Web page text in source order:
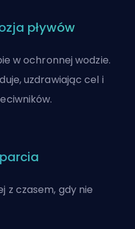
pływów
w ochronnej wodzie.
uzdrawiając cel i
z czasem, gdy nie